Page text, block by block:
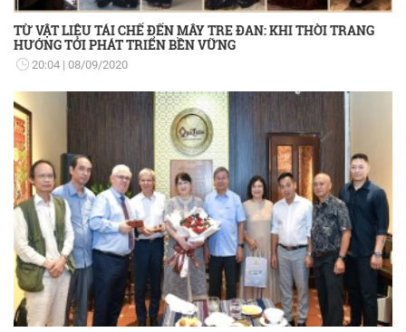
TỪ VẬT LIỆU TÁI CHẾ ĐẾN MÂY TRE ĐAN: KHI THỜI TRANG
HƯỚNG TỚI PHÁT TRIỂN BỀN VỮNG
20:04 08/09/2020